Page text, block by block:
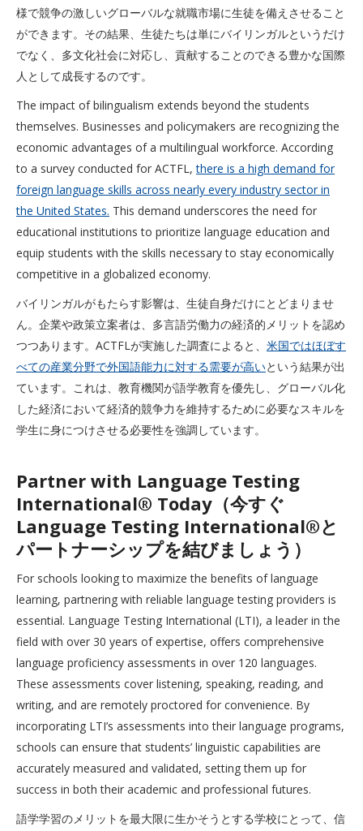
様で競争の激しいグローバルな就職市場に生徒を備えさせること
ができます。その結果、生徒たちは単にバイリンガルというだけ
でなく、多文化社会に対応し、貢献することのできる豊かな国際
人として成長するのです。
The impact of bilingualism extends beyond the students
themselves. Businesses and policymakers are recognizing the
economic advantages of a multilingual workforce. According
to a survey conducted for ACTFL,there is a high demand for
foreign language skills across nearly every industry sector in
the United States. This demand underscores the need for
educational institutions to prioritize language education and
equip students with the skills necessary to stay economically
competitive in a globalized economy.
バイリンガルがもたらす影響は、生徒自身だけにとどまりませ
ん。企業や政策立案者は、多言語労働力の経済的メリットを認め
つつあります。ACTFLが実施した調査によると、 米国ではほぼす
べての産業分野で外国語能力に対する需要が高いという結果が出
ています。これは、教育機関が語学教育を優先し、グローバル化
した経済において経済的競争力を維持するために必要なスキルを
学生に身につけさせる必要性を強調しています。
Partner with Language Testing
International® Today（今すぐ
Language Testing International®と
パートナーシップを結びましょう）
For schools looking to maximize the benefits of language
learning, partnering with reliable language testing providers is
essential. Language Testing International (LTI), a leader in the
field with over 30 years of expertise, offers comprehensive
language proficiency assessments in over 120 languages.
These assessments cover listening, speaking, reading, and
writing, and are remotely proctored for convenience. By
incorporating LTI’s assessments into their language programs,
schools can ensure that students’ linguistic capabilities are
accurately measured and validated, setting them up for
success in both their academic and professional futures.
語学学習のメリットを最大限に生かそうとする学校にとって、信